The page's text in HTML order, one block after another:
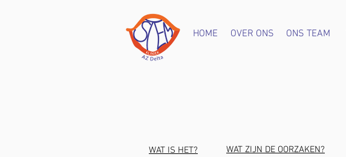
HOME OVER ONS ONS TEAM
WAT IS HET? WAT ZIJN DE OORZAKEN?